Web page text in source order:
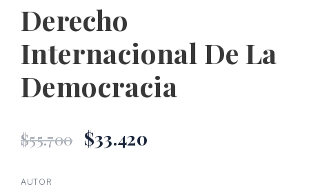
Derecho
Internacional De La
Democracia
$55.700 El
$33.420
AUTOR